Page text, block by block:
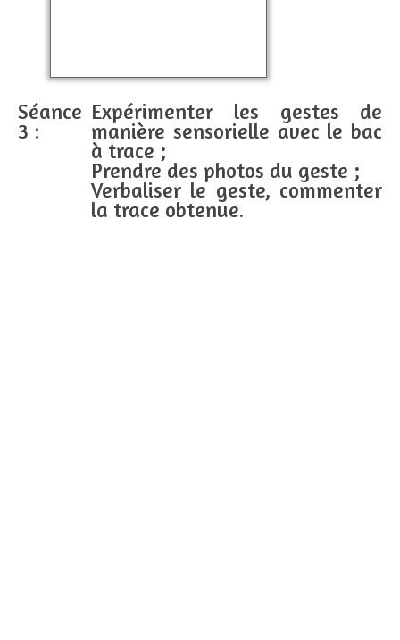
Séance
3 :
Expérimenter les gestes de
manière sensorielle avec le bac
à trace ;
Prendre des photos du geste ;
Verbaliser le geste, commenter
la trace obtenue.